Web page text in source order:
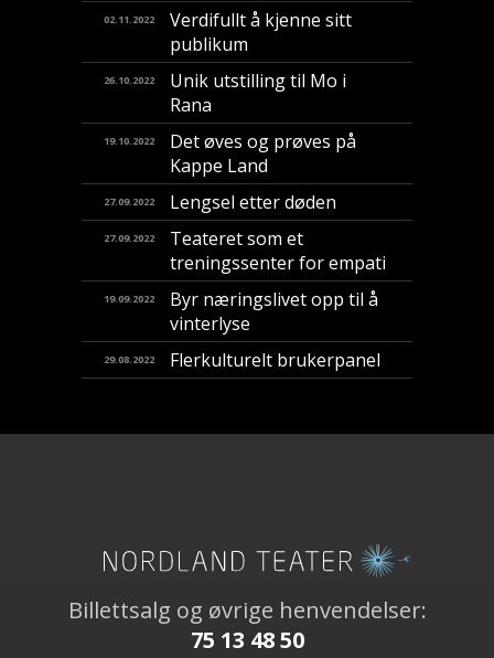
02.11.2022
Verdifullt å kjenne sitt
publikum
26.10.2022
Unik utstilling til Mo i
Rana
19.10.2022
Det øves og prøves på
Kappe Land
27.09.2022 Lengsel etter døden
27.09.2022
Teateret som et
treningssenter for empati
19.09.2022
Byr næringslivet opp til å
vinterlyse
29.08.2022 Flerkulturelt brukerpanel
Billettsalg og øvrige henvendelser:
75 13 48 50